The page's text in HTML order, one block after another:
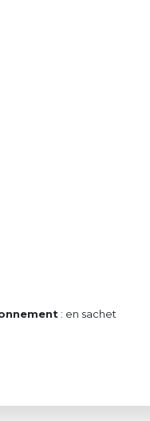
: en sachet